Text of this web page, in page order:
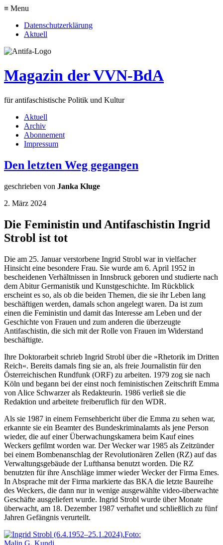
≡ Menu
Datenschutzerklärung
Aktuell
Magazin der VVN-BdA
für antifaschistische Politik und Kultur
Aktuell
Archiv
Abonnement
Impressum
Den letzten Weg gegangen
geschrieben von Janka Kluge
2. März 2024
Die Feministin und Antifaschistin Ingrid
Strobl ist tot
Die am 25. Januar verstorbene Ingrid Strobl war in vielfacher
Hinsicht eine besondere Frau. Sie wurde am 6. April 1952 in
bescheidenen Verhältnissen in Innsbruck geboren und studierte nach
dem Abitur Germanistik und Kunstgeschichte. Im Rückblick
erscheint es so, als ob die beiden Themen, die sie ihr Leben lang
beschäftigen werden, damals schon angelegt waren. Da ist zum
einen die Feministin und damit das Interesse am Leben und der
Geschichte von Frauen und zum anderen die überzeugte
Antifaschistin, die sich mit der Rolle von Frauen im Widerstand
beschäftigte.
Ihre Doktorarbeit schrieb Ingrid Strobl über die »Rhetorik im Dritten
Reich«. Bereits damals fing sie an, als freie Journalistin für den
Österreichischen Rundfunk (ORF) zu arbeiten. 1979 zog sie nach
Köln und begann bei der einst noch feministischen Zeitschrift Emma
von Alice Schwarzer als Redakteurin. 1986 verließ sie die
Redaktion und arbeitete freiberuflich für den WDR.
Als sie 1987 in einem Fernsehbericht über die Emma zu sehen war,
erkannte sie ein Beamter des Bundeskriminalamts als jene Person
wieder, die auf einer Überwachungskamera beim Kauf eines
Weckers gefilmt worden war. Der Wecker war 1985 als Zeitzünder
bei einem Bombenanschlag der Revolutionären Zellen (RZ) auf das
Verwaltungsgebäude der Lufthansa benutzt worden. Die RZ
benutzten für ihre Anschläge immer wieder Wecker der Firma Emes.
In Absprache mit der Firma markierte das BKA die letzte Baureihe
des Weckers, die dann nur in wenige ausgewählte video-überwachte
Geschäfte ausgeliefert wurde. Ingrid Strobl wurde über Monate
überwacht, am 18. Dezember 1987 verhaftet und schließlich zu fünf
Jahren Gefängnis verurteilt.